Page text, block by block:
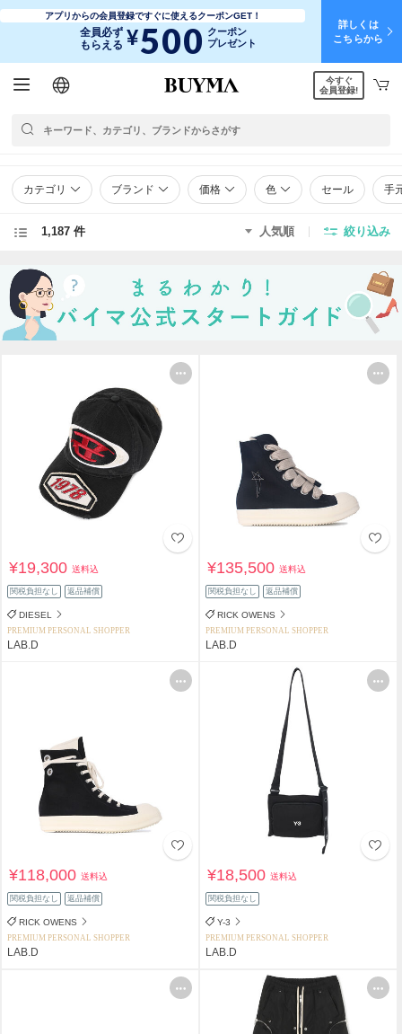
アプリからの会員登録ですぐに使えるクーポンGET！
全員必ず
もらえる ¥500 クーポン
プレゼント
詳しくは
こちらから
日本語
English
简体中文
繁體中文
今すぐ
会員登録!
カテゴリ ブランド 価格 色 セール 手
1,187 件 人気順 絞り込み
¥19,300送料込
関税負担なし 返品補償
DIESEL
PREMIUM PERSONAL SHOPPER
LAB.D
¥135,500送料込
関税負担なし 返品補償
RICK OWENS
PREMIUM PERSONAL SHOPPER
LAB.D
¥118,000送料込
関税負担なし 返品補償
RICK OWENS
PREMIUM PERSONAL SHOPPER
LAB.D
¥18,500送料込
関税負担なし
Y-3
PREMIUM PERSONAL SHOPPER
LAB.D